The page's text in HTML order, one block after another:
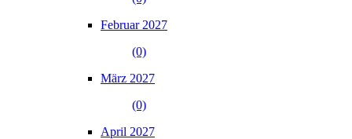
Februar 2027
(0)
März 2027
(0)
April 2027